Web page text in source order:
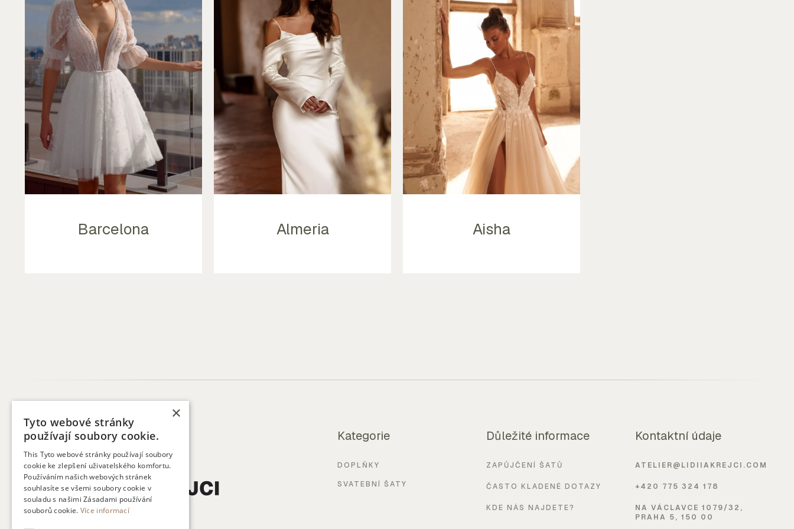
Barcelona Almeria Aisha
Kategorie
DOPLŇKY
SVATEBNÍ ŠATY
Důležité informace
ZAPŮJČENÍ ŠATŮ
ČASTO KLADENÉ DOTAZY
KDE NÁS NAJDETE?
Kontaktní údaje
ATELIER@LIDIIAKREJCI.COM
+420 775 324 178
NA VÁCLAVCE 1079/32,
PRAHA 5, 150 00
×
Tyto webové stránky
používají soubory cookie.
This Tyto webové stránky používají soubory
cookie ke zlepšení uživatelského komfortu.
Používáním našich webových stránek
souhlasíte se všemi soubory cookie v
souladu s našimi Zásadami používání
souborů cookie. Více informací